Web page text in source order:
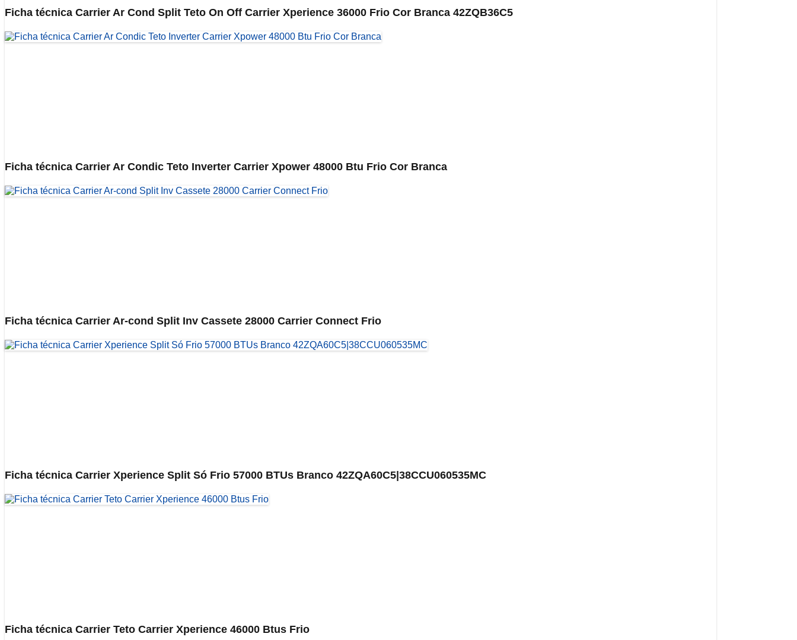
Ficha técnica Carrier Ar Cond Split Teto On Off Carrier Xperience 36000 Frio Cor Branca 42ZQB36C5
Ficha técnica Carrier Ar Condic Teto Inverter Carrier Xpower 48000 Btu Frio Cor Branca
Ficha técnica Carrier Ar-cond Split Inv Cassete 28000 Carrier Connect Frio
Ficha técnica Carrier Xperience Split Só Frio 57000 BTUs Branco 42ZQA60C5|38CCU060535MC
Ficha técnica Carrier Teto Carrier Xperience 46000 Btus Frio